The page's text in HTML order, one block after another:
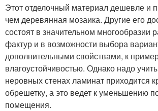
Этот отделочный материал дешевле и
чем деревянная мозаика. Другие его
состоят в значительном многообразии
фактур и в возможности выбора
дополнительными свойствами, к
влагоустойчивостью. Однако надо
неровных стенах ламинат приходится
обрешетку, а это ведет к уменьшению
помещения.